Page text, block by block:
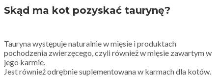
Skąd ma kot pozyskać taurynę?
Tauryna występuje naturalnie w mięsie i produktach
pochodzenia zwierzęcego, czyli również w mięsie zawartym w
jego karmie.
Jest również odrębnie suplementowana w karmach dla kotów.